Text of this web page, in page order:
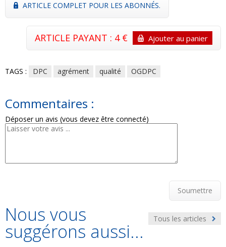
ARTICLE COMPLET POUR LES ABONNÉS.
ARTICLE PAYANT : 4 € Ajouter au panier
TAGS : DPC agrément qualité OGDPC
Commentaires :
Déposer un avis (vous devez être connecté)
Soumettre
Tous les articles
Nous vous
suggérons aussi...